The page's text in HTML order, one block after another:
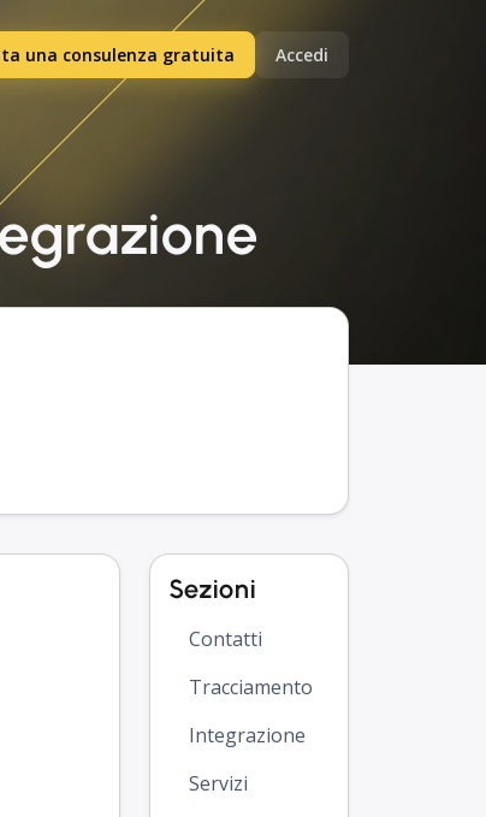
una consulenza gratuita Accedi
Sezioni
Contatti
Tracciamento
Integrazione
Servizi